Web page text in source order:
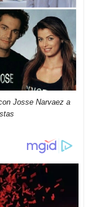
Josse Narvaez a